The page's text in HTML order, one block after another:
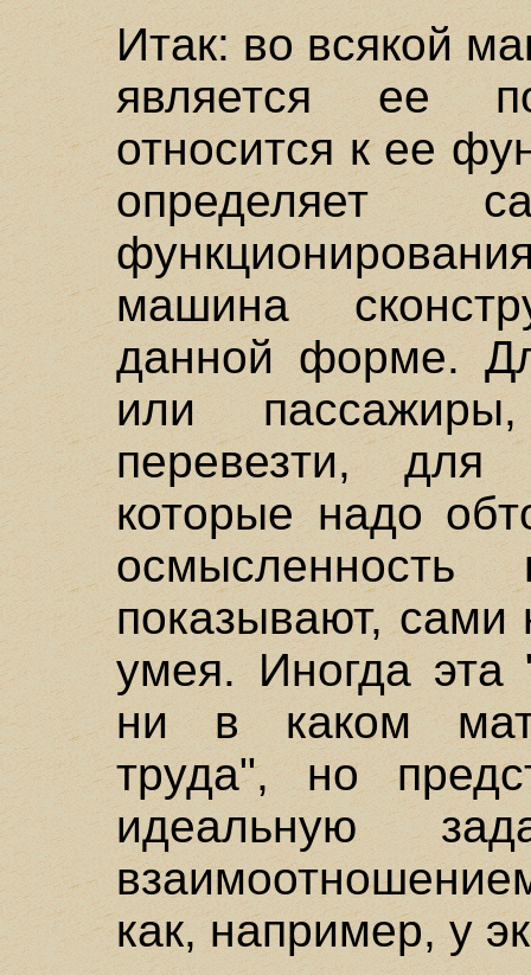
Итак: во всякой
является ее
относится к ее
определяет
машина
данной форме.
или
перевезти, для
которые надо
показывают, сами
умея. Иногда эта
ни в каком
труда", но
идеальную
как, например, у